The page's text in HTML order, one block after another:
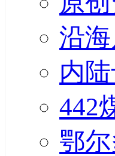
沿
内
442
鄂